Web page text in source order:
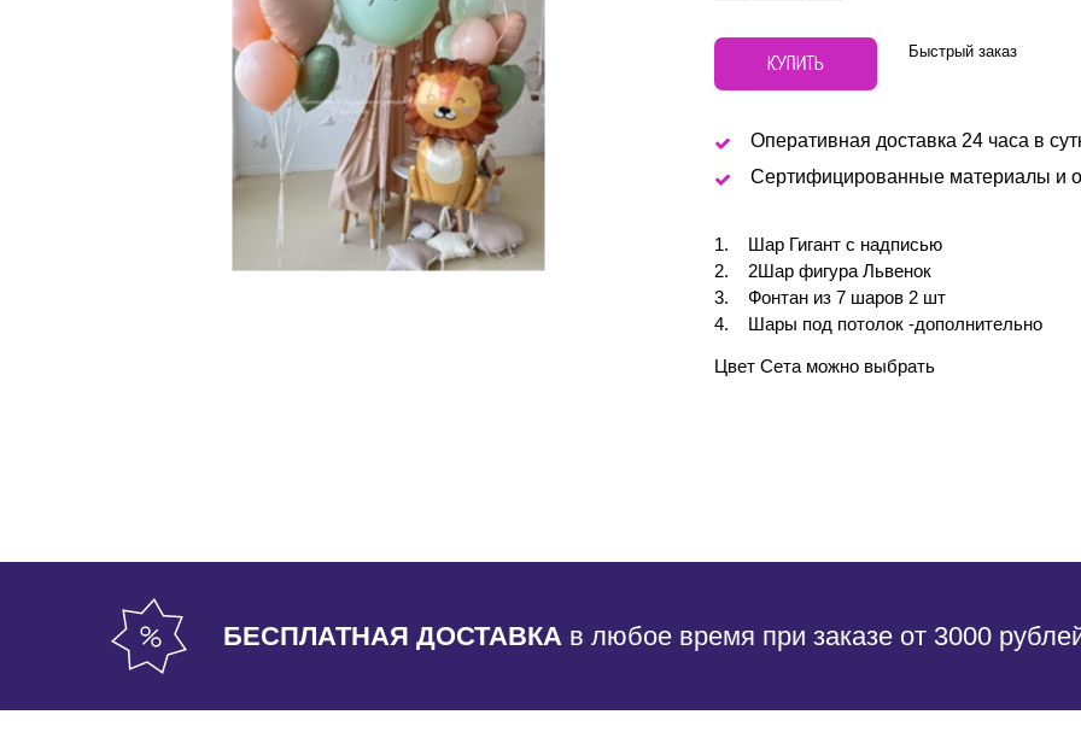
КУПИТЬ Быстрый заказ
Оперативная доставка 24 часа в
Сертифицированные материалы и
Шар Гигант с надписью
2Шар фигура Львенок
Фонтан из 7 шаров 2 шт
Шары под потолок -дополнительно
Цвет Сета можно выбрать
БЕСПЛАТНАЯ ДОСТАВКА в любое время при заказе от 3000